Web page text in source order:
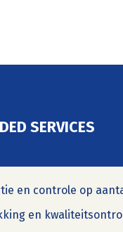
SERVICES
en controle op
en